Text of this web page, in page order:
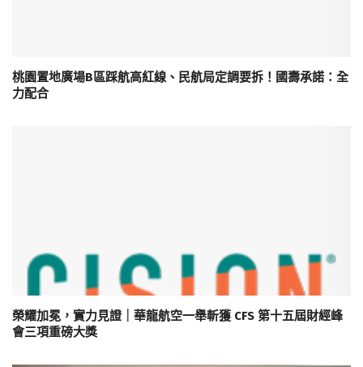
桃園置地廣場B區踩航高紅線、民航局定調要拆！國壽承諾：全
力配合
榮耀加冕，實力見證｜華龍航空一舉斬獲 CFS 第十五屆財經峰
會三項重磅大獎